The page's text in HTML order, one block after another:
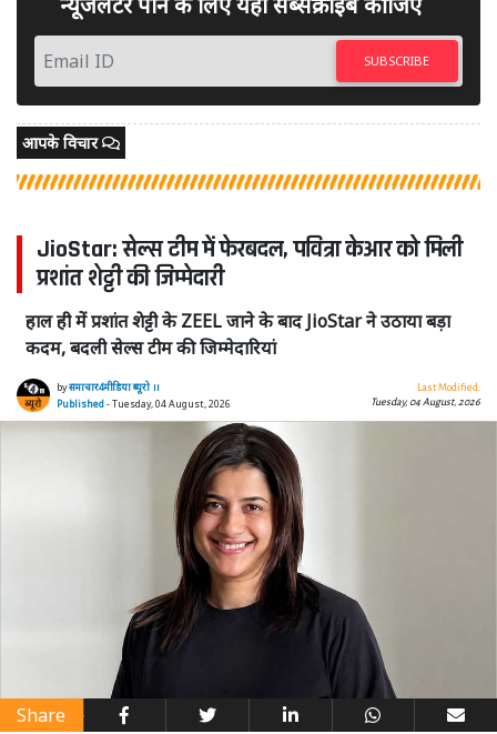
SUBSCRIBE
आपके विचार
JioStar: सेल्स टीम में फेरबदल, पवित्रा केआर को मिली
प्रशांत शेट्टी की जिम्मेदारी
हाल ही में प्रशांत शेट्टी के ZEEL जाने के बाद JioStar ने उठाया बड़ा
कदम, बदली सेल्स टीम की जिम्मेदारियां
byसमाचार4मीडिया ब्यूरो ।।
Published- Tuesday, 04 August, 2026
Last Modified:
Tuesday, 04 August, 2026
Share